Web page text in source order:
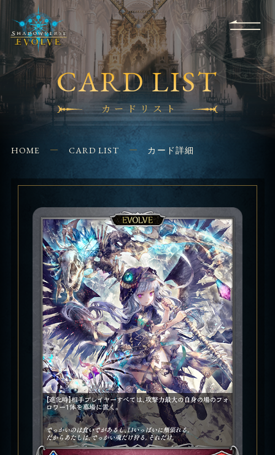
Q&A
EVENT SHOPS
FOR
BEGINNERS
APPLICATION
CONTACT
CARD LIST
カードリスト
HOME CARD LIST カード詳細